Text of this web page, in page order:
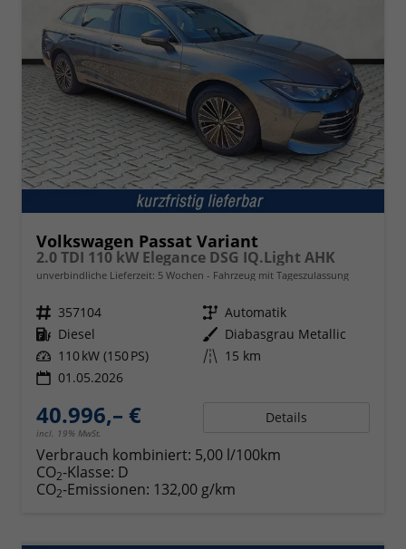
Volkswagen Passat Variant
2.0 TDI 110 kW Elegance DSG IQ.Light AHK
unverbindliche Lieferzeit: 5 Wochen Fahrzeug mit Tageszulassung
Fahrzeugnr. 357104 Getriebe Automatik
Kraftstoff Diesel Außenfarbe Diabasgrau Metallic
Leistung 110 kW (150 PS) Kilometerstand 15 km
01.05.2026
40.996,– €
incl. 19% MwSt.
Details
Verbrauch kombiniert: 5,00 l/100km
CO2-Klasse: D
CO2-Emissionen: 132,00 g/km